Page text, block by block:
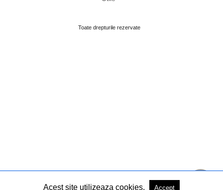
Toate drepturile rezervate
Acest site utilizeaza cookies. Accept